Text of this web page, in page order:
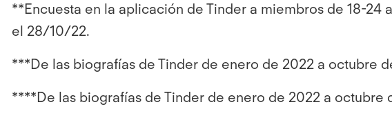
**Encuesta en la aplicación de Tinder a miembros de 18-24
el 28/10/22.
***De las biografías de Tinder de enero de 2022 a octubre
****De las biografías de Tinder de enero de 2022 a octubre